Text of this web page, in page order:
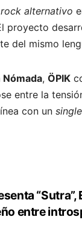
rock alternativo
proyecto
del mismo
Nómada, ÖPIK
entre la
con un single
“Sutra”,
entre